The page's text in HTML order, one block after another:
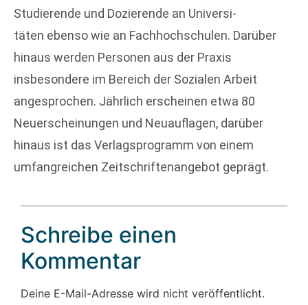
Studierende und Dozierende an Universi-
täten ebenso wie an Fachhochschulen. Darüber
hinaus werden Personen aus der Praxis
insbesondere im Bereich der Sozialen Arbeit
angesprochen. Jährlich erscheinen etwa 80
Neuerscheinungen und Neuauflagen, darüber
hinaus ist das Verlagsprogramm von einem
umfangreichen Zeitschriftenangebot geprägt.
Schreibe einen
Kommentar
Deine E-Mail-Adresse wird nicht veröffentlicht.